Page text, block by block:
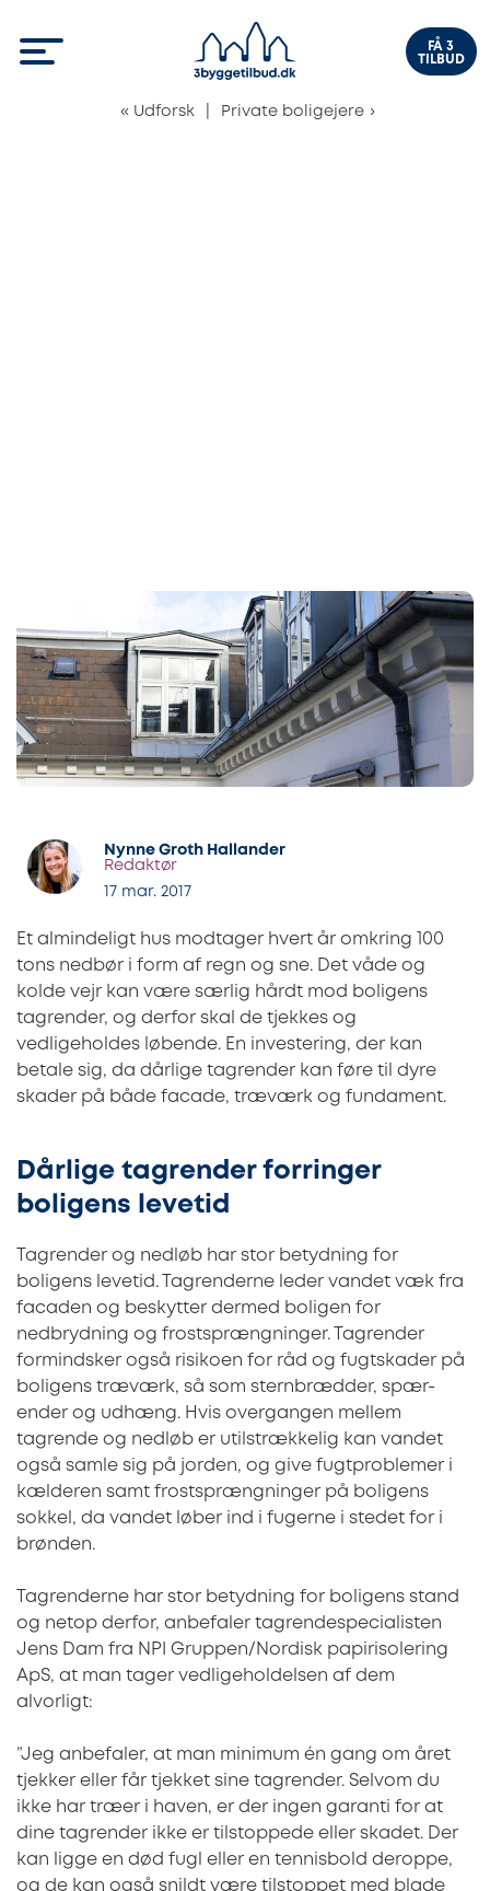
FÅ 3
TILBUD
« Udforsk Private boligejere ›
Nynne Groth Hallander
Redaktør
17 mar. 2017
Et almindeligt hus modtager hvert år omkring 100
tons nedbør i form af regn og sne. Det våde og
kolde vejr kan være særlig hårdt mod boligens
tagrender, og derfor skal de tjekkes og
vedligeholdes løbende. En investering, der kan
betale sig, da dårlige tagrender kan føre til dyre
skader på både facade, træværk og fundament.
Dårlige tagrender forringer
boligens levetid
Tagrender og nedløb har stor betydning for
boligens levetid. Tagrenderne leder vandet væk fra
facaden og beskytter dermed boligen for
nedbrydning og frostsprængninger. Tagrender
formindsker også risikoen for råd og fugtskader på
boligens træværk, så som sternbrædder, spær-
ender og udhæng. Hvis overgangen mellem
tagrende og nedløb er utilstrækkelig kan vandet
også samle sig på jorden, og give fugtproblemer i
kælderen samt frostsprængninger på boligens
sokkel, da vandet løber ind i fugerne i stedet for i
brønden.
Tagrenderne har stor betydning for boligens stand
og netop derfor, anbefaler tagrendespecialisten
Jens Dam fra NPI Gruppen/Nordisk papirisolering
ApS, at man tager vedligeholdelsen af dem
alvorligt:
”Jeg anbefaler, at man minimum én gang om året
tjekker eller får tjekket sine tagrender. Selvom du
ikke har træer i haven, er der ingen garanti for at
dine tagrender ikke er tilstoppede eller skadet. Der
kan ligge en død fugl eller en tennisbold deroppe,
og de kan også snildt være tilstoppet med blade